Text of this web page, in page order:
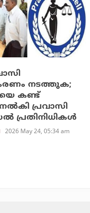
നടത്തുക;
കണ്ട്
പ്രവാസി
പ്രതിനിധികള്‍
2026 May 24, 05:34 am